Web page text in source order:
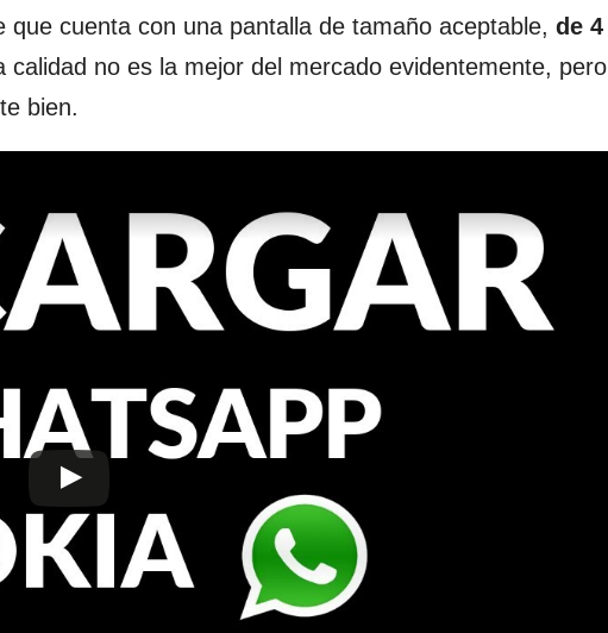
cuenta con una pantalla de tamaño aceptable, de 4
calidad no es la mejor del mercado evidentemente, pero
bien.